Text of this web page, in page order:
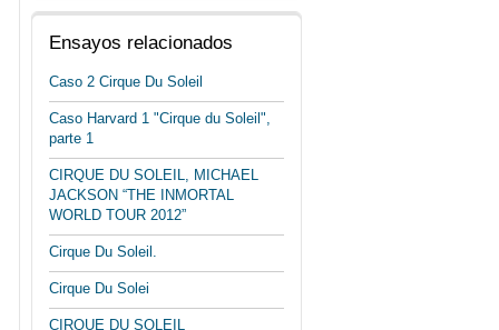
Ensayos relacionados
Caso 2 Cirque Du Soleil
Caso Harvard 1 "Cirque du Soleil",
parte 1
CIRQUE DU SOLEIL, MICHAEL
JACKSON “THE INMORTAL
WORLD TOUR 2012”
Cirque Du Soleil.
Cirque Du Solei
CIRQUE DU SOLEIL